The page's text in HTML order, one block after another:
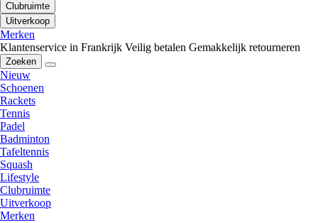
Clubruimte
Uitverkoop
Merken
Klantenservice in Frankrijk Veilig betalen Gemakkelijk retourneren
Zoeken
Nieuw
Schoenen
Rackets
Tennis
Padel
Badminton
Tafeltennis
Squash
Lifestyle
Clubruimte
Uitverkoop
Merken